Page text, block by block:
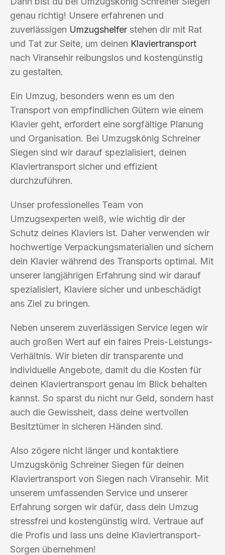
genau richtig! Unsere erfahrenen und
zuverlässigen Umzugshelfer stehen dir mit Rat
und Tat zur Seite, um deinen Klaviertransport
nach Viransehir reibungslos und kostengünstig
zu gestalten.
Ein Umzug, besonders wenn es um den
Transport von empfindlichen Gütern wie einem
Klavier geht, erfordert eine sorgfältige Planung
und Organisation. Bei Umzugskönig Schreiner
Siegen sind wir darauf spezialisiert, deinen
Klaviertransport sicher und effizient
durchzuführen.
Unser professionelles Team von
Umzugsexperten weiß, wie wichtig dir der
Schutz deines Klaviers ist. Daher verwenden wir
hochwertige Verpackungsmaterialien und sichern
dein Klavier während des Transports optimal. Mit
unserer langjährigen Erfahrung sind wir darauf
spezialisiert, Klaviere sicher und unbeschädigt
ans Ziel zu bringen.
Neben unserem zuverlässigen Service legen wir
auch großen Wert auf ein faires Preis-Leistungs-
Verhältnis. Wir bieten dir transparente und
individuelle Angebote, damit du die Kosten für
deinen Klaviertransport genau im Blick behalten
kannst. So sparst du nicht nur Geld, sondern hast
auch die Gewissheit, dass deine wertvollen
Besitztümer in sicheren Händen sind.
Also zögere nicht länger und kontaktiere
Umzugskönig Schreiner Siegen für deinen
Klaviertransport von Siegen nach Viransehir. Mit
unserem umfassenden Service und unserer
Erfahrung sorgen wir dafür, dass dein Umzug
stressfrei und kostengünstig wird. Vertraue auf
die Profis und lass uns deine Klaviertransport-
Sorgen übernehmen!